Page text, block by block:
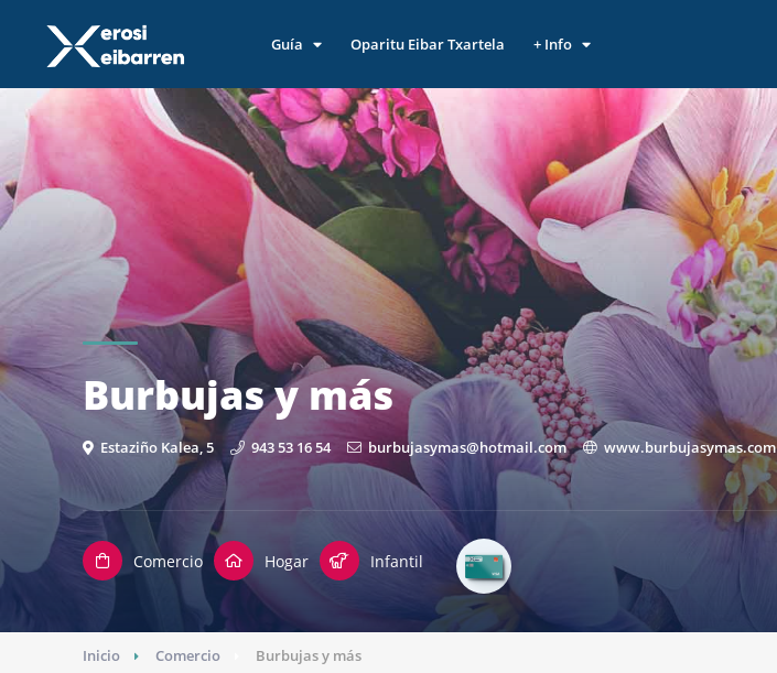
Guía Oparitu Eibar Txartela + Info
Burbujas y más
Estaziño Kalea, 5 943 53 16 54 burbujasymas@hotmail.com www.burbujasymas.com
Comercio Hogar Infantil
Inicio Comercio Burbujas y más